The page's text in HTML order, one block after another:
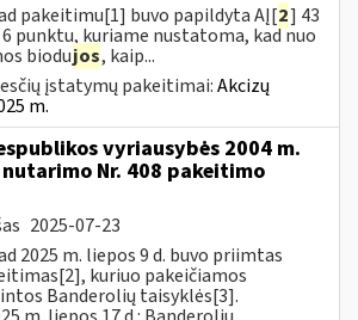
pakeitimu[1] buvo papildyta AĮ[2] 43
punktu, kuriame nustatoma, kad nuo
biodujos, kaip...
įstatymų pakeitimai:Akcizų
m.
vyriausybės 2004 m.
Nr. 408 pakeitimo
2025-07-23
2025 m. liepos 9 d. buvo priimtas
kuriuo pakeičiamos
Banderolių taisyklės[3].